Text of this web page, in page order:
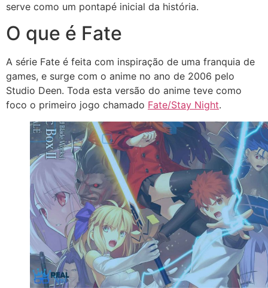
serve como um pontapé inicial da história.
O que é Fate
A série Fate é feita com inspiração de uma franquia de
games, e surge com o anime no ano de 2006 pelo
Studio Deen. Toda esta versão do anime teve como
foco o primeiro jogo chamado Fate/Stay Night.